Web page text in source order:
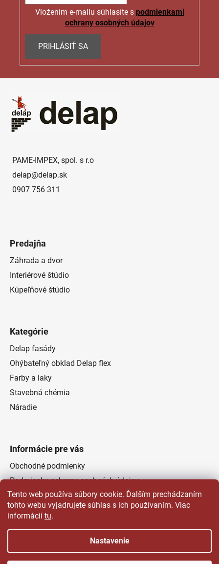
Tento web používa súbory cookie. Ďalším prechádzaním
tohto webu vyjadrujete súhlas s ich používaním. Viac
informácií tu.
Nastavenie
Vložením e-mailu súhlasíte s podmienkami
ochrany osobných údajov
PRIHLÁSIŤ SA
PAME-IMPEX, spol. s r.o
delap@delap.sk
0907 756 311
Predajňa
Záhrada a dvor
Interiérové štúdio
Kúpeľňové štúdio
Kategórie
Delap fasády
Ohýbateľný obklad Delap flex
Farby a laky
Stavebná chémia
Náradie
Informácie pre vás
Obchodné podmienky
Podmienky ochrany osobných údajov
Odstúpenie od zmluvy
Kontakty